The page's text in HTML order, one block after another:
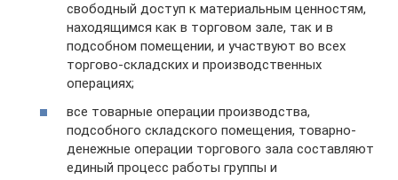
свободный доступ к материальным ценностям,
находящимся как в торговом зале, так и в
подсобном помещении, и участвуют во всех
торгово-складских и производственных
операциях;
все товарные операции производства,
подсобного складского помещения, товарно-
денежные операции торгового зала составляют
единый процесс работы группы и